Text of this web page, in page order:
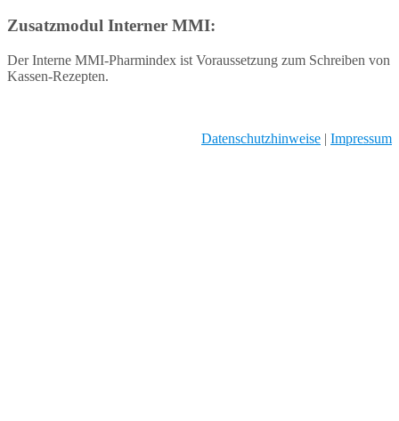
Zusatzmodul Interner MMI:
Der Interne MMI-Pharmindex ist Voraussetzung zum Schreiben von
Kassen-Rezepten.
Datenschutzhinweise | Impressum